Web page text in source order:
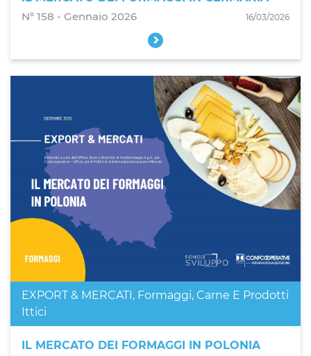
N° 158 - Gennaio 2026
16/03/2026
EXPORT & MERCATI, Formaggi, Carne E Prodotti
Ittici
IL MERCATO DEI FORMAGGI IN POLONIA